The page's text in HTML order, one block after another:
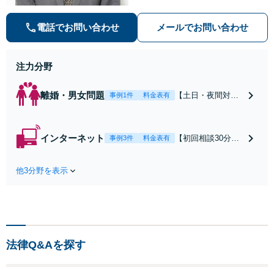
の種類を問わず相談可。可能な限り
早期対応で駆けつけサポート【労
電話でお問い合わせ メールでお問い合わせ
注力分野
離婚・男女問題 事例1件 料金表有
【土日・夜間対応
れたら、サインす
インターネット 事例3件 料金表有
【初回相談30分無
お店の風評被害対
他3分野を表示
法律Q&Aを探す